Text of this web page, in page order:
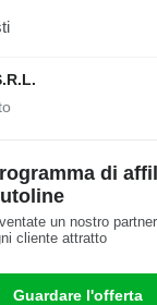
di
un nostro
cliente attratto
Guardare l'offerta